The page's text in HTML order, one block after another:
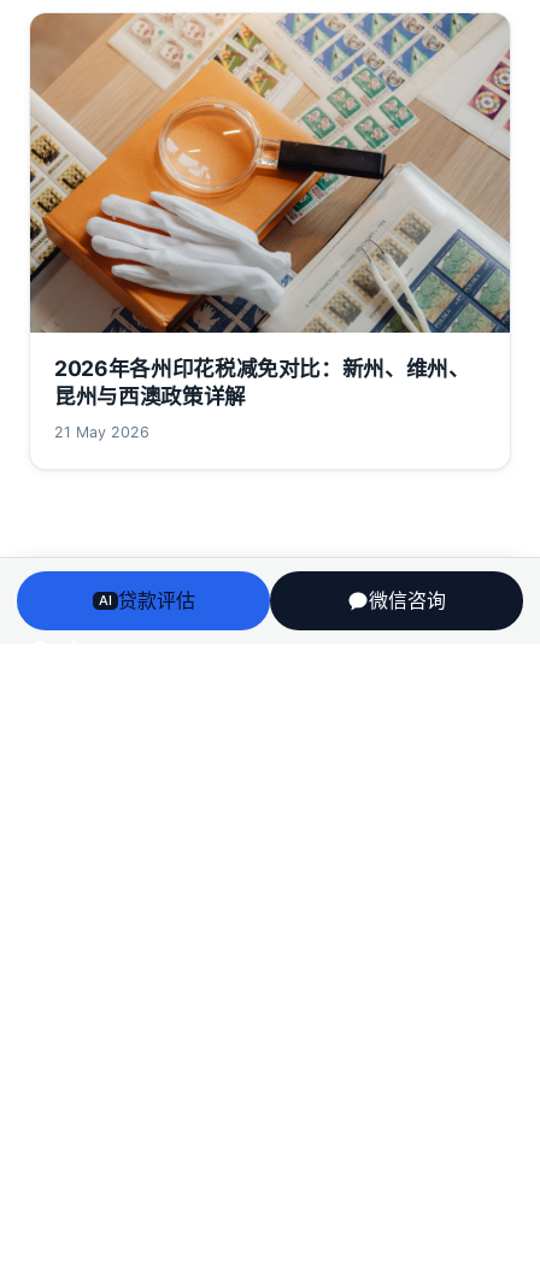
2026年各州印花税减免对比：新州、维州、
昆州与西澳政策详解
21 May 2026
AI 贷款评估 微信咨询